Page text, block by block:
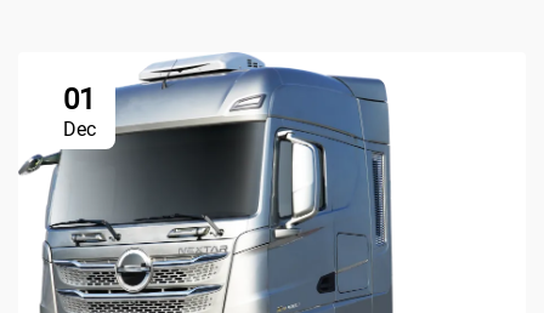
01
Dec